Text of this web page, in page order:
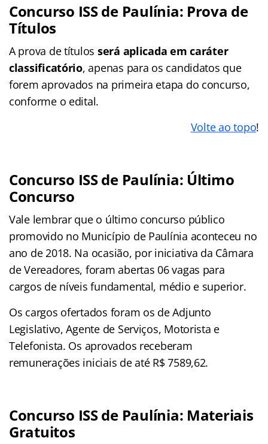
Concurso ISS de Paulínia: Prova de
Títulos
A prova de títulos será aplicada em caráter
classificatório, apenas para os candidatos que
forem aprovados na primeira etapa do concurso,
conforme o edital.
Volte ao topo!
Concurso ISS de Paulínia: Último
Concurso
Vale lembrar que o último concurso público
promovido no Município de Paulínia aconteceu no
ano de 2018. Na ocasião, por iniciativa da Câmara
de Vereadores, foram abertas 06 vagas para
cargos de níveis fundamental, médio e superior.
Os cargos ofertados foram os de Adjunto
Legislativo, Agente de Serviços, Motorista e
Telefonista. Os aprovados receberam
remunerações iniciais de até R$ 7589,62.
Concurso ISS de Paulínia: Materiais
Gratuitos